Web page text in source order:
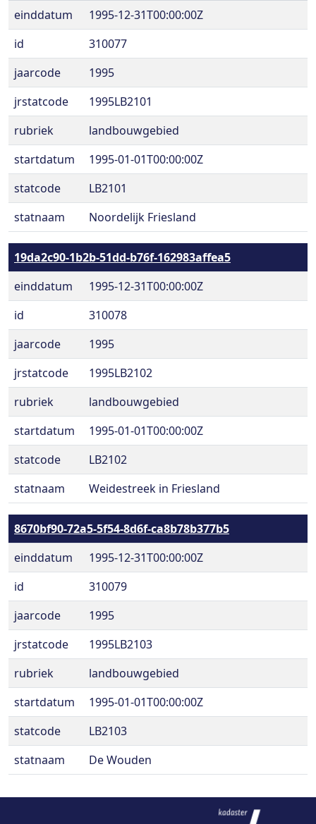
einddatum
1995-12-31T00:00:00Z
id
310077
jaarcode
1995
jrstatcode
1995LB2101
rubriek
landbouwgebied
startdatum
1995-01-01T00:00:00Z
statcode
LB2101
statnaam
Noordelijk Friesland
19da2c90-1b2b-51dd-b76f-162983affea5
einddatum
1995-12-31T00:00:00Z
id
310078
jaarcode
1995
jrstatcode
1995LB2102
rubriek
landbouwgebied
startdatum
1995-01-01T00:00:00Z
statcode
LB2102
statnaam
Weidestreek in Friesland
8670bf90-72a5-5f54-8d6f-ca8b78b377b5
einddatum
1995-12-31T00:00:00Z
id
310079
jaarcode
1995
jrstatcode
1995LB2103
rubriek
landbouwgebied
startdatum
1995-01-01T00:00:00Z
statcode
LB2103
statnaam
De Wouden